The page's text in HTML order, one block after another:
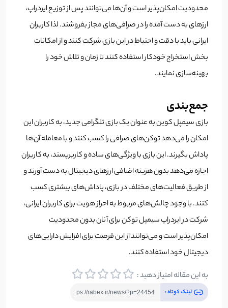
محدودیت امکان‌پذیر است و آن‌ها می‌توانند پس از توزیع ایردراپ،
ارزهای به دست آمده را در صرافی‌های مجاز بفروشند. لذا کاربران
ایرانی باید با دقت و احتیاط در این بازی شرکت کنند و از امکانات
بخش استخراج خودکار استفاده کنند تا زمان و تلاش خود را
بهینه‌سازی نمایند.
جمع‌بندی
بازی سیمپل کوین به عنوان یک بازی تلگرامی جدید، به کاربران این
امکان را می‌دهد توکن‌های صرافی را کسب کنند و با معامله آن‌ها
پاداش بگیرند. این بازی با ویژگی‌های ساده و کاربرپسند، به کاربران
اجازه می‌دهد بدون هزینه اضافی ارزهای دیجیتال به دست آورند و
از طریق فعالیت‌های مختلف در بازی، پاداش‌های بیشتری کسب
کنند. با وجود چالش‌های مربوط به احراز هویت برای کاربران ایرانی،
شرکت در ایردراپ سیمپل توکن برای آنان بدون محدودیت
امکان‌پذیر است و می‌توانند از این فرصت برای افزایش دارایی‌های
دیجیتال خود استفاده کنند.
به این مقاله امتیاز دهید :
لینک کوتاه :